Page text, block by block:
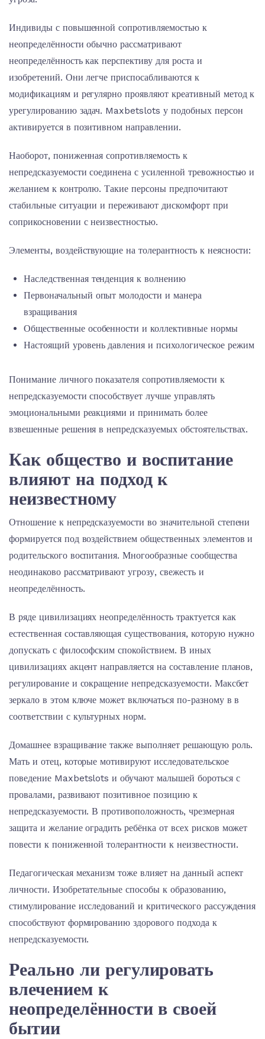
Индивиды с повышенной сопротивляемостью к
неопределённости обычно рассматривают
неопределённость как перспективу для роста и
изобретений. Они легче приспосабливаются к
модификациям и регулярно проявляют креативный метод к
урегулированию задач. Maxbetslots у подобных персон
активируется в позитивном направлении.
Наоборот, пониженная сопротивляемость к
непредсказуемости соединена с усиленной тревожностью и
желанием к контролю. Такие персоны предпочитают
стабильные ситуации и переживают дискомфорт при
соприкосновении с неизвестностью.
Элементы, воздействующие на толерантность к неясности:
Наследственная тенденция к волнению
Первоначальный опыт молодости и манера
взращивания
Общественные особенности и коллективные нормы
Настоящий уровень давления и психологическое режим
Понимание личного показателя сопротивляемости к
непредсказуемости способствует лучше управлять
эмоциональными реакциями и принимать более
взвешенные решения в непредсказуемых обстоятельствах.
Как общество и воспитание
влияют на подход к
неизвестному
Отношение к непредсказуемости во значительной степени
формируется под воздействием общественных элементов и
родительского воспитания. Многообразные сообщества
неодинаково рассматривают угрозу, свежесть и
неопределённость.
В ряде цивилизациях неопределённость трактуется как
естественная составляющая существования, которую нужно
допускать с философским спокойствием. В иных
цивилизациях акцент направляется на составление планов,
регулирование и сокращение непредсказуемости. Максбет
зеркало в этом ключе может включаться по-разному в в
соответствии с культурных норм.
Домашнее взращивание также выполняет решающую роль.
Мать и отец, которые мотивируют исследовательское
поведение Maxbetslots и обучают малышей бороться с
провалами, развивают позитивное позицию к
непредсказуемости. В противоположность, чрезмерная
защита и желание оградить ребёнка от всех рисков может
повести к пониженной толерантности к неизвестности.
Педагогическая механизм тоже влияет на данный аспект
личности. Изобретательные способы к образованию,
стимулирование исследований и критического рассуждения
способствуют формированию здорового подхода к
непредсказуемости.
Реально ли регулировать
влечением к
неопределённости в своей
бытии